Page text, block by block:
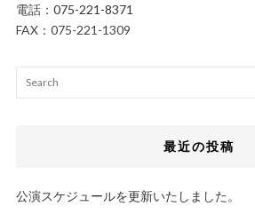
電話： 075-221-8371
FAX：075-221-1309
最近の投稿
公演スケジュールを更新いたしました。